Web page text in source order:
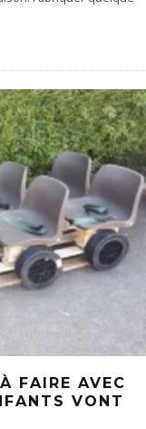
FAIRE AVEC
VONT